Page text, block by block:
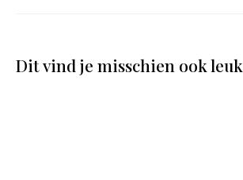
Dit vind je misschien ook leuk